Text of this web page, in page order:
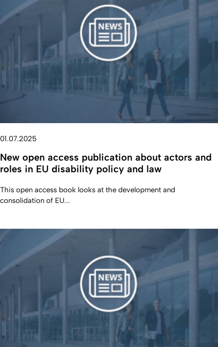
01.07.2025
New open access publication about actors and
roles in EU disability policy and law
This open access book looks at the development and
consolidation of EU...